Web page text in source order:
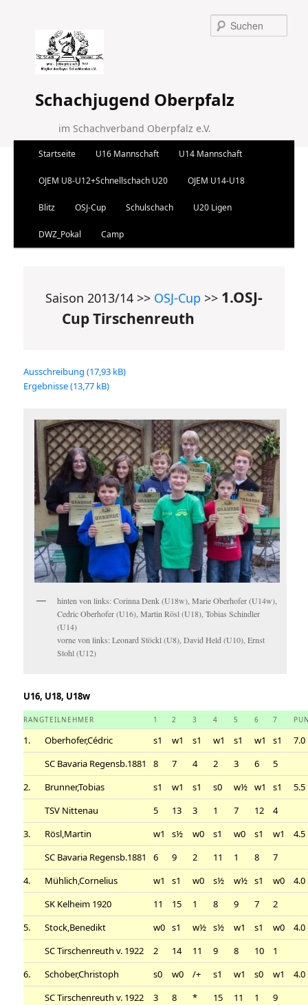
Schachjugend Oberpfalz
im Schachverband Oberpfalz e.V.
Suchen
Zum Inhalt wechseln
Zum sekundären Inhalt wechseln
Startseite U16 Mannschaft U14 Mannschaft
OJEM U8-U12+Schnellschach U20 OJEM U14-U18
Blitz OSJ-Cup Schulschach U20 Ligen
DWZ_Pokal Camp
Saison 2013/14 >> OSJ-Cup >> 1.OSJ-
Cup Tirschenreuth
Ausschreibung
Ergebnisse
hinten von links: Corinna Denk (U18w), Marie Oberhofer (U14w),
Cedric Oberhofer (U16), Martin Rösl (U18), Tobias Schindler
(U14)
vorne von links: Leonard Stöckl (U8), David Held (U10), Ernst
Stohl (U12)
U16, U18, U18w
RANGTEILNEHMER 1 2 3 4 5 6 7
1. Oberhofer,Cédric s1 w1 s1 w1 s1 w1 s1
7.0
SC Bavaria Regensb.1881
8 7 4 2 3 6
5
2.
Brunner,Tobias s1 w1 s1 s0 w½ w1 s1
5.5
TSV Nittenau
5 13 3 1 7 12
4
3.
Rösl,Martin w1 s½ w0 s1 w0 s1 w1
4.5
SC Bavaria Regensb.1881
6 9 2 11 1 8
7
4.
Mühlich,Cornelius w1 s1 w0 s½ w½ s1 w0
4.0
SK Kelheim 1920
11 15 1 8 9 7
2
5.
Stock,Benedikt w0 s1 w½ s½ w1 s1 w0
4.0
SC Tirschenreuth v. 1922
2 14 11 9 8 10
1
6.
Schober,Christoph s0 w0 /+ s1 w1 s0 w1
4.0
SC Tirschenreuth v. 1922
3 8 * 15 11 1
9